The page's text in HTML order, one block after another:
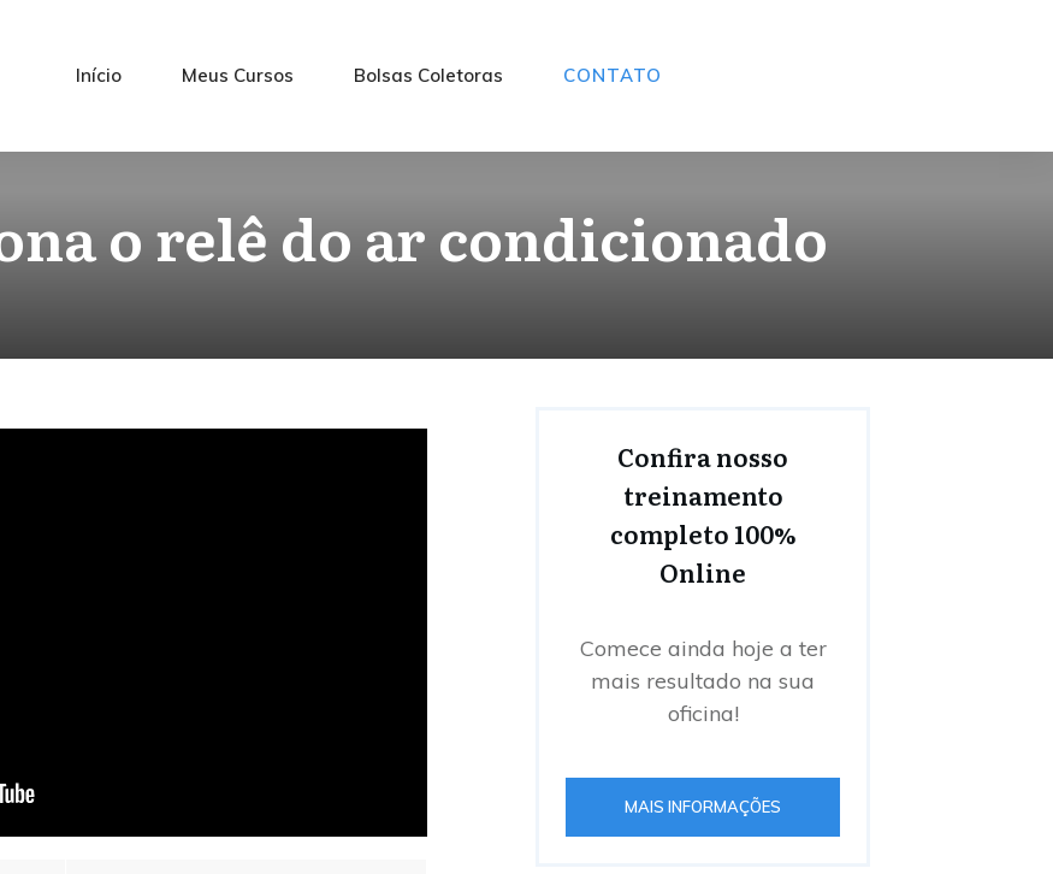
Início Meus Cursos Bolsas Coletoras CONTATO
o relê do ar condicionado
Confira nosso
treinamento
completo 100%
Online
Comece ainda hoje a ter
mais resultado na sua
oficina!
MAIS INFORMAÇÕES